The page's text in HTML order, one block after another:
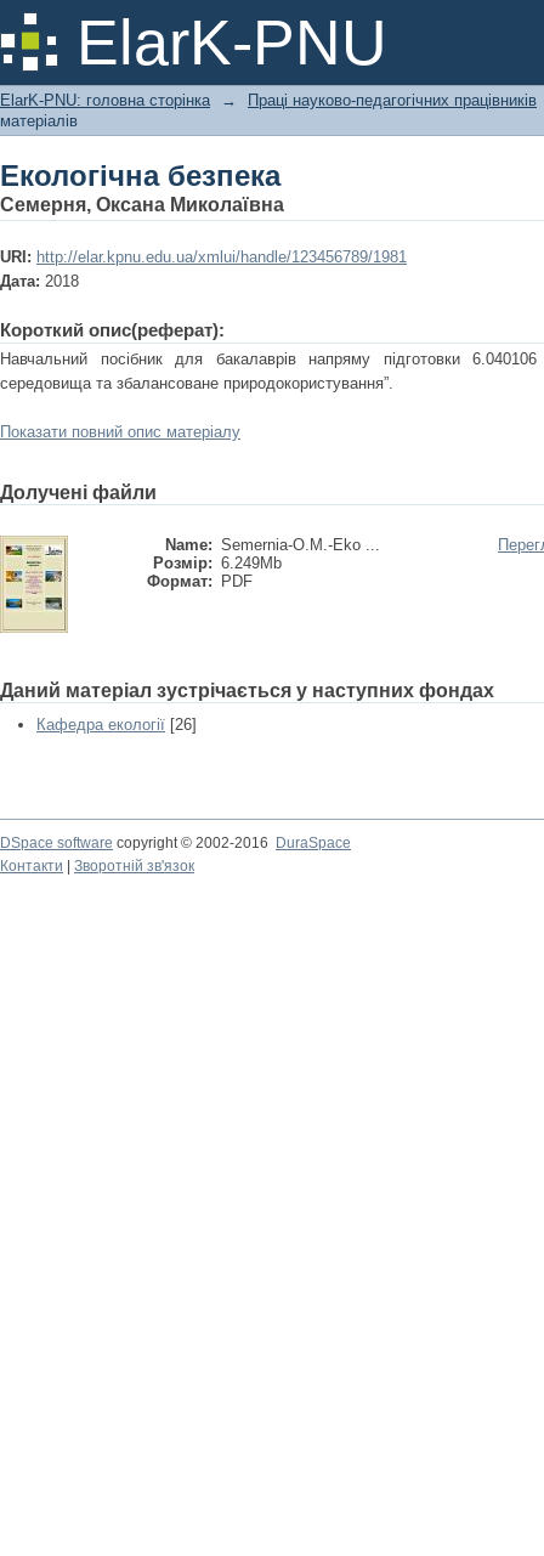
ElarK-PNU
Екологічна безпека
ElarK-PNU: головна сторінка →
Праці науково-педагогічних працівників
матеріалів
Екологічна безпека
Семерня, Оксана Миколаївна
URI: http://elar.kpnu.edu.ua/xmlui/handle/123456789/1981
Дата: 2018
Короткий опис(реферат):
Навчальний посібник для бакалаврів напряму підготовки
середовища та збалансоване природокористування”.
Показати повний опис матеріалу
Долучені файли
Name: Semernia-O.M.-Eko ...
Розмір: 6.249Mb
Формат:
PDF
Даний матеріал зустрічається у наступних фондах
Кафедра екології [26]
DSpace software copyright © 2002-2016
DuraSpace
Контакти
Зворотній зв'язок